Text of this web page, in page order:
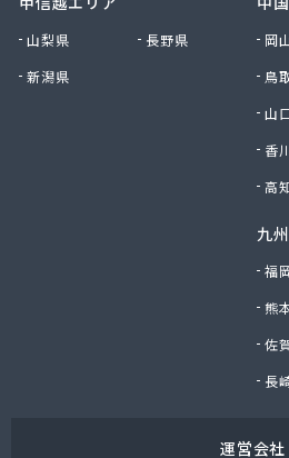
久留米エル・ピー・ガス株式
久留米ガス株式会社
九工ガス株式会社 福岡支店
九石プロパンガス株式会社 田
山梨県
長野県
新潟県
岡
鳥
山
香
高
九
福
熊
佐
長
運営会社